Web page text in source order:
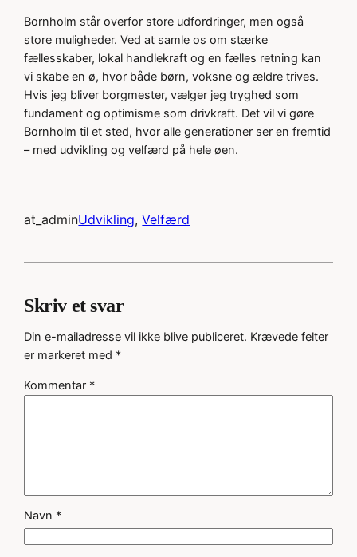
Bornholm står overfor store udfordringer, men også
store muligheder. Ved at samle os om stærke
fællesskaber, lokal handlekraft og en fælles retning kan
vi skabe en ø, hvor både børn, voksne og ældre trives.
Hvis jeg bliver borgmester, vælger jeg tryghed som
fundament og optimisme som drivkraft. Det vil vi gøre
Bornholm til et sted, hvor alle generationer ser en fremtid
– med udvikling og velfærd på hele øen.
at_adminUdvikling, Velfærd
Skriv et svar
Din e-mailadresse vil ikke blive publiceret. Krævede felter
er markeret med *
Kommentar *
Navn *